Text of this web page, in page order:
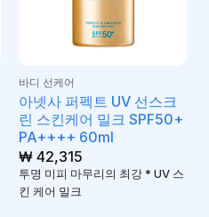
바디 선케어
아넷사 퍼펙트 UV 선스크
린 스킨케어 밀크 SPF50+
PA++++ 60ml
₩42,315
투명 미피 마무리의 최강 * UV 스
킨 케어 밀크